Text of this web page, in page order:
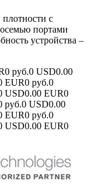
с
портами
устройства –
0 руб.0 USD0.00
EUR0 руб.0
USD0.00 EUR0
руб.0 USD0.00
EUR0 руб.0
USD0.00 EUR0